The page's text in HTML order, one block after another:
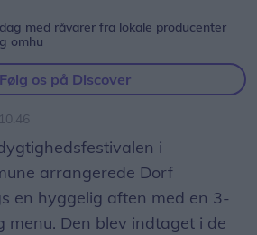
os på Discover
i
arrangerede Dorf
en hyggelig aften med en 3-
Den blev indtaget i de
udsigt over haven og